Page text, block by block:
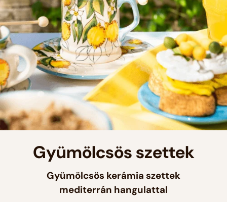
Gyümölcsös szettek
Gyümölcsös kerámia szettek
mediterrán hangulattal